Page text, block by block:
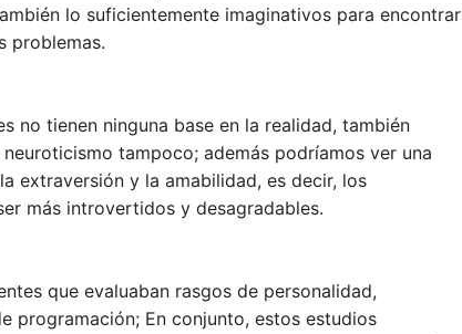
lo suficientemente imaginativos para encontrar
problemas.
no tienen ninguna base en la realidad, también
tampoco; además podríamos ver una
extraversión y la amabilidad, es decir, los
más introvertidos y desagradables.
que evaluaban rasgos de personalidad,
programación; En conjunto, estos estudios